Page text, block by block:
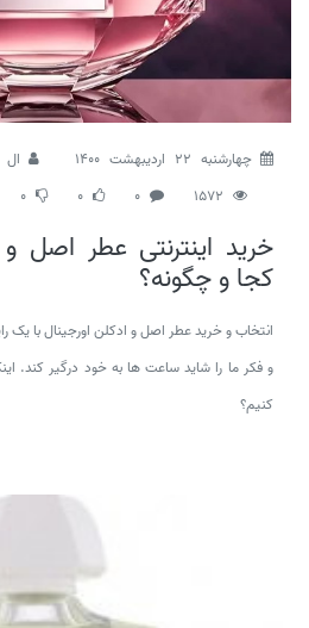
چهارشنبه 22 اردیبهشت 1400
1572
0
0
0
خرید اینترنتی عطر اصل و
کجا و چگونه؟
انتخاب و خرید عطر اصل و ادکلن اورجینال با
و فکر ما را شاید ساعت ها به خود درگیر کند.
کنیم؟